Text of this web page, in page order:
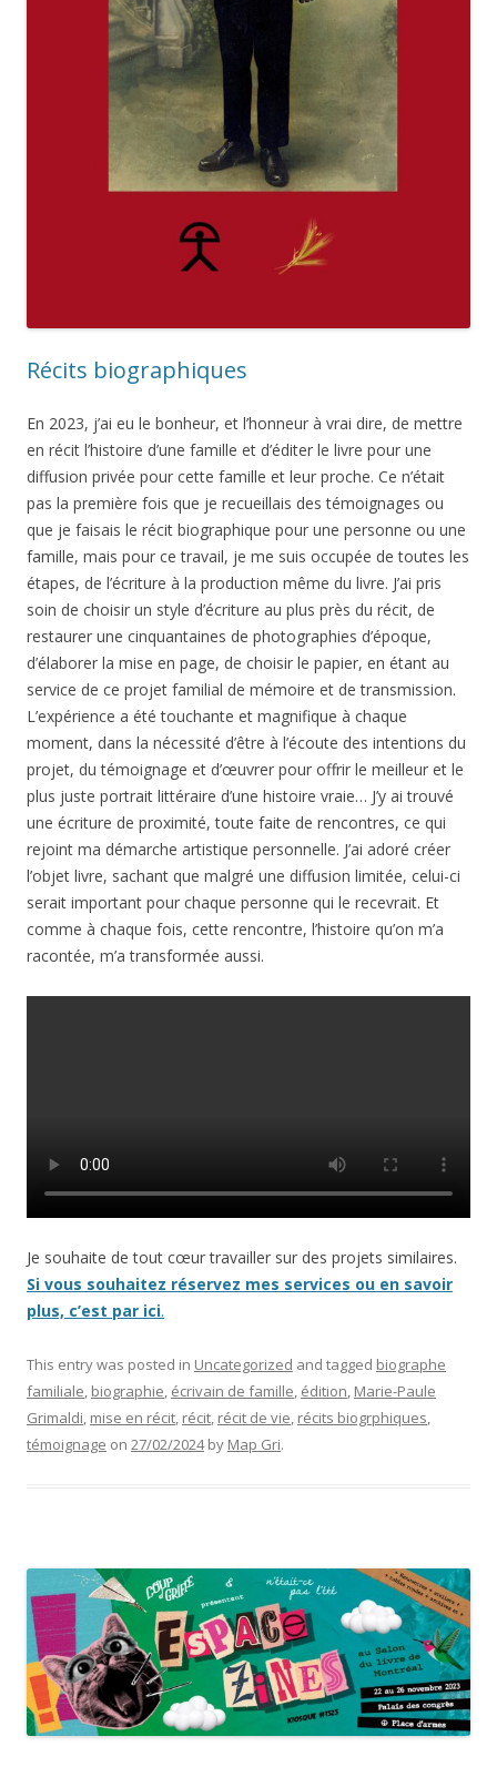
Récits biographiques
En 2023, j’ai eu le bonheur, et l’honneur à vrai dire, de mettre
en récit l’histoire d’une famille et d’éditer le livre pour une
diffusion privée pour cette famille et leur proche. Ce n’était
pas la première fois que je recueillais des témoignages ou
que je faisais le récit biographique pour une personne ou une
famille, mais pour ce travail, je me suis occupée de toutes les
étapes, de l’écriture à la production même du livre. J’ai pris
soin de choisir un style d’écriture au plus près du récit, de
restaurer une cinquantaines de photographies d’époque,
d’élaborer la mise en page, de choisir le papier, en étant au
service de ce projet familial de mémoire et de transmission.
L’expérience a été touchante et magnifique à chaque
moment, dans la nécessité d’être à l’écoute des intentions du
projet, du témoignage et d’œuvrer pour offrir le meilleur et le
plus juste portrait littéraire d’une histoire vraie… J’y ai trouvé
une écriture de proximité, toute faite de rencontres, ce qui
rejoint ma démarche artistique personnelle. J’ai adoré créer
l’objet livre, sachant que malgré une diffusion limitée, celui-ci
serait important pour chaque personne qui le recevrait. Et
comme à chaque fois, cette rencontre, l’histoire qu’on m’a
racontée, m’a transformée aussi.
Je souhaite de tout cœur travailler sur des projets similaires.
Si vous souhaitez réservez mes services ou en savoir
plus, c’est par ici.
This entry was posted in Uncategorized and tagged biographe
familiale, biographie, écrivain de famille, édition, Marie-Paule
Grimaldi, mise en récit, récit, récit de vie, récits biogrphiques,
témoignage on 27/02/2024by Map Gri.